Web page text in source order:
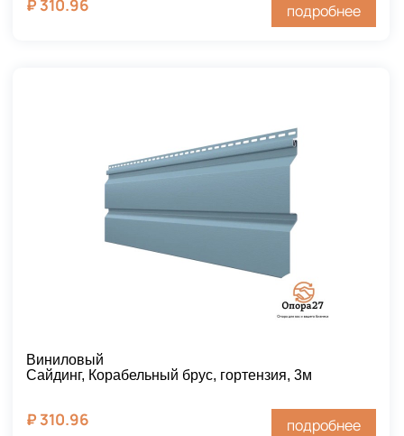
₽ 310.96 подробнее
Виниловый
Сайдинг, Корабельный брус, гортензия, 3м
₽ 310.96 подробнее